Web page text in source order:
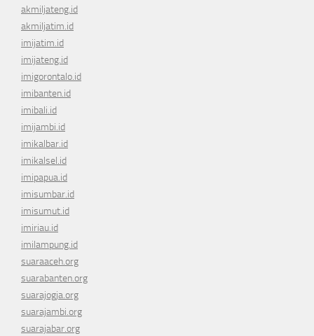
akmiljateng.id
akmiljatim.id
imijatim.id
imijateng.id
imigorontalo.id
imibanten.id
imibali.id
imijambi.id
imikalbar.id
imikalsel.id
imipapua.id
imisumbar.id
imisumut.id
imiriau.id
imilampung.id
suaraaceh.org
suarabanten.org
suarajogja.org
suarajambi.org
suarajabar.org